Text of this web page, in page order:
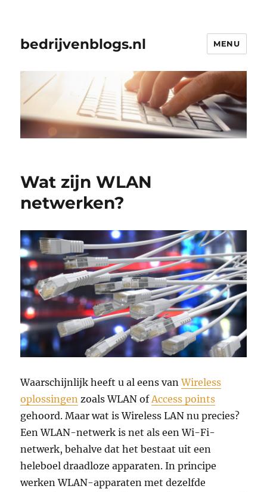
bedrijvenblogs.nl MENU
Wat zijn WLAN
netwerken?
Waarschijnlijk heeft u al eens vanWireless
oplossingen zoals WLAN of Access points
gehoord. Maar wat is Wireless LAN nu precies?
Een WLAN-netwerk is net als een Wi-Fi-
netwerk, behalve dat het bestaat uit een
heleboel draadloze apparaten. In principe
werken WLAN-apparaten met dezelfde